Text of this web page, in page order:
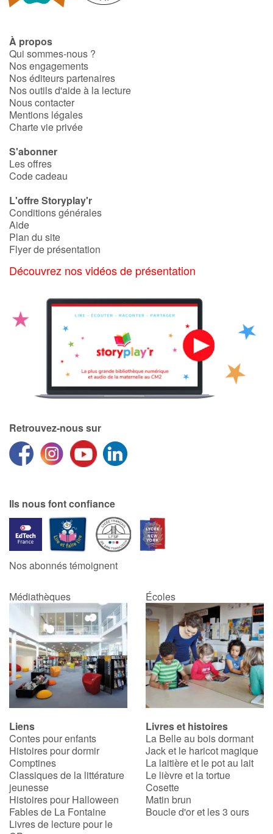
À propos
Qui sommes-nous ?
Nos engagements
Nos éditeurs partenaires
Nos outils d'aide à la lecture
Nous contacter
Mentions légales
Charte vie privée
S'abonner
Les offres
Code cadeau
L'offre Storyplay'r
Conditions générales
Aide
Plan du site
Flyer de présentation
Découvrez nos vidéos de présentation
Retrouvez-nous sur
Ils nous font confiance
Nos abonnés témoignent
Médiathèques Écoles
Liens
Contes pour enfants
Histoires pour dormir
Comptines
Classiques de la littérature
jeunesse
Histoires pour Halloween
Fables de La Fontaine
Livres de lecture pour le
Livres et histoires
La Belle au bois dormant
Jack et le haricot magique
La laitière et le pot au lait
Le lièvre et la tortue
Cosette
Matin brun
Boucle d'or et les 3 ours